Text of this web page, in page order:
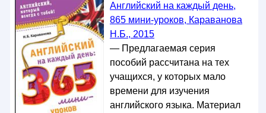
Английский на каждый день,
865 мини-уроков, Караванова
Н.Б., 2015
— Предлагаемая серия
пособий рассчитана на тех
учащихся, у которых мало
времени для изучения
английского языка. Материал